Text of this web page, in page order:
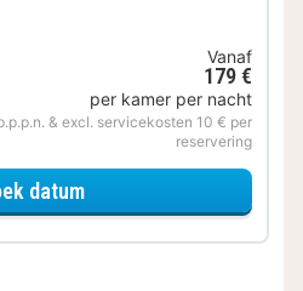
Vanaf
179 €
per kamer per nacht
& excl. servicekosten 10 € per
reservering
datumvoor Eerder Inchecken